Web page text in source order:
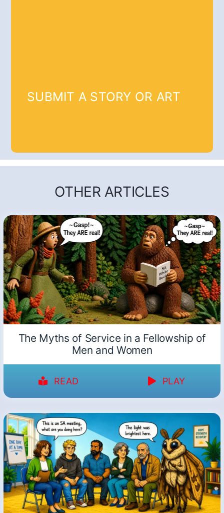
SUBMIT A STORY OR ART
OTHER ARTICLES
The Myths of Service in a Fellowship of
Men and Women
READ PLAY